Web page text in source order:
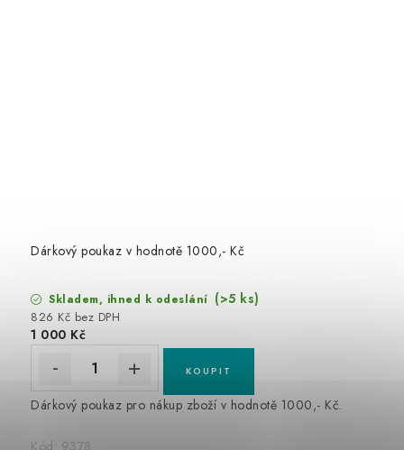
Dárkový poukaz v hodnotě 1000,- Kč
Skladem, ihned k odeslání (>5 ks)
826 Kč bez DPH
1 000 Kč
Dárkový poukaz pro nákup zboží v hodnotě 1000,- Kč.
Kód: 9378